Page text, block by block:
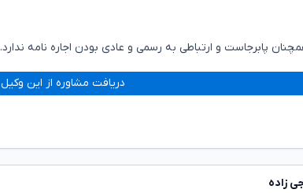
پابرجاست و ارتباطی به رسمی و عادی بودن اجاره نامه ندارد.
دریافت مشاوره از این وکیل
زاده